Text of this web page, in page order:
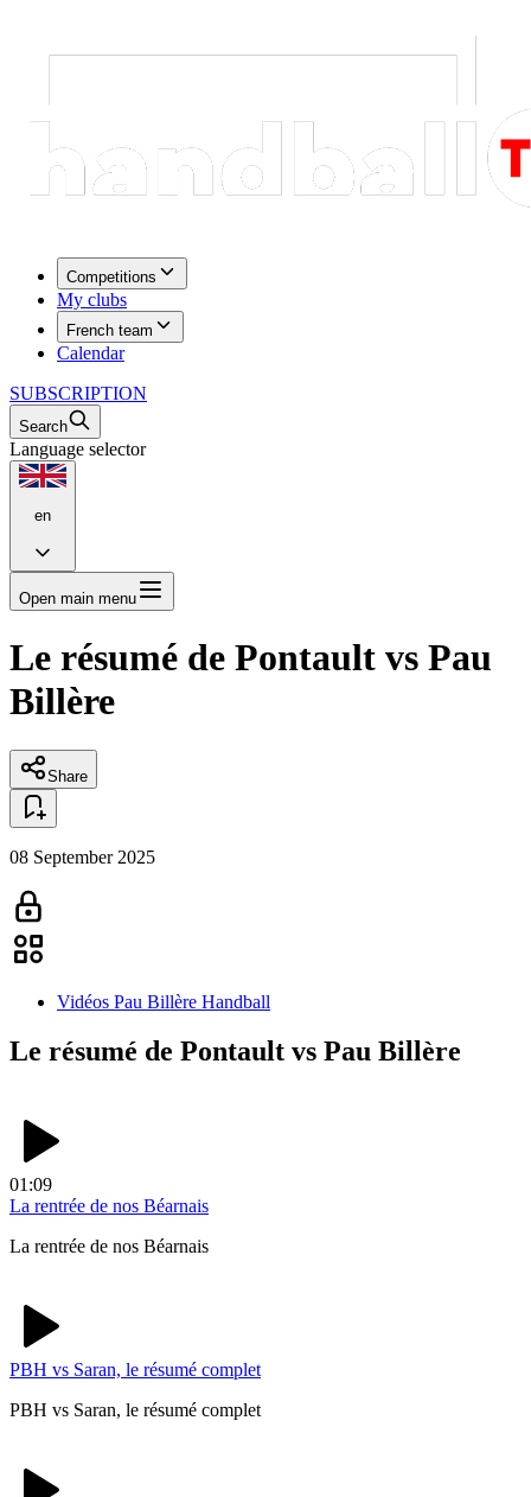
Competitions
My clubs
French team
Calendar
SUBSCRIPTION
Search
Language selector
en
Open main menu
Le résumé de Pontault vs Pau
Billère
Share
08 September 2025
Vidéos Pau Billère Handball
Le résumé de Pontault vs Pau Billère
01:09
La rentrée de nos Béarnais
La rentrée de nos Béarnais
PBH vs Saran, le résumé complet
PBH vs Saran, le résumé complet